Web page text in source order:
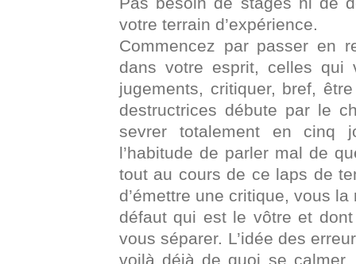
votre terrain d’expérience.
Commencez par passer en
dans votre esprit, celles
jugements, critiquer, bref,
destructrices débute par le
sevrer totalement en cinq
l’habitude de parler mal de
tout au cours de ce laps de
d’émettre une critique, vous
défaut qui est le vôtre et
vous séparer. L’idée des
voilà déjà de quoi se calmer.